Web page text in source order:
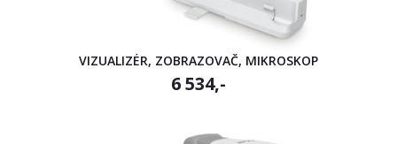
VIZUALIZÉR, ZOBRAZOVAČ, MIKROSKOP
6 534,-